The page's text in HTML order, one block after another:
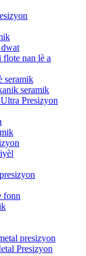
flote nan lè a
seramik
seramik
Presizyon
fonn
presizyon
Presizyon